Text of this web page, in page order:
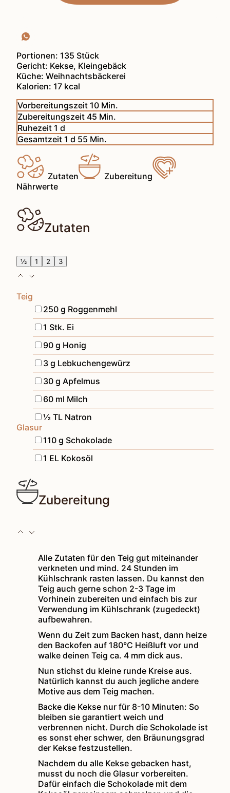
Portionen: 135 Stück
Gericht: Kekse, Kleingebäck
Küche:Weihnachtsbäckerei
Kalorien: 17 kcal
Vorbereitungszeit 10Minuten
Min.
Zubereitungszeit45 Minuten
Min.
Ruhezeit 1 day
d
Gesamtzeit 1 day
d 55 Minuten
Min.
Zutaten
Zubereitung
Nährwerte
Zutaten
½ 1 2 3
Teig
▢
250 g Roggenmehl
▢
1 Stk. Ei
▢
90 g Honig
▢
3 g Lebkuchengewürz
▢
30 g Apfelmus
▢
60 ml Milch
▢
½ TL Natron
Glasur
▢
110 g Schokolade
▢
1 EL Kokosöl
Zubereitung
Alle Zutaten für den Teig gut miteinander
verkneten und mind. 24 Stunden im
Kühlschrank rasten lassen. Du kannst den
Teig auch gerne schon 2-3 Tage im
Vorhinein zubereiten und einfach bis zur
Verwendung im Kühlschrank (zugedeckt)
aufbewahren.
Wenn du Zeit zum Backen hast, dann heize
den Backofen auf 180°C Heißluft vor und
walke deinen Teig ca. 4 mm dick aus.
Nun stichst du kleine runde Kreise aus.
Natürlich kannst du auch jegliche andere
Motive aus dem Teig machen.
Backe die Kekse nur für 8-10 Minuten: So
bleiben sie garantiert weich und
verbrennen nicht. Durch die Schokolade ist
es sonst eher schwer, den Bräunungsgrad
der Kekse festzustellen.
Nachdem du alle Kekse gebacken hast,
musst du noch die Glasur vorbereiten.
Dafür einfach die Schokolade mit dem